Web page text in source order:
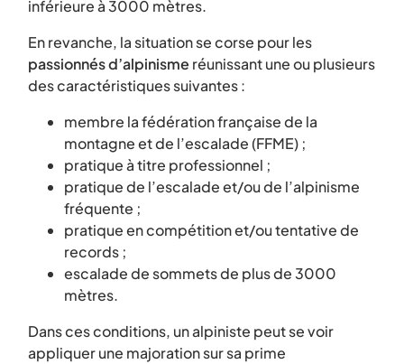
inférieure à 3000 mètres.
En revanche, la situation se corse pour les
passionnés d’alpinisme réunissant une ou plusieurs
des caractéristiques suivantes :
membre la fédération française de la
montagne et de l’escalade (FFME) ;
pratique à titre professionnel ;
pratique de l’escalade et/ou de l’alpinisme
fréquente ;
pratique en compétition et/ou tentative de
records ;
escalade de sommets de plus de 3000
mètres.
Dans ces conditions, un alpiniste peut se voir
appliquer une majoration sur sa prime